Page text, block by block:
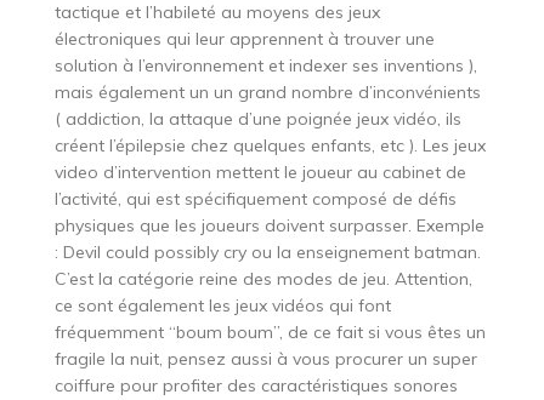
tactique et l’habileté au moyens des jeux
électroniques qui leur apprennent à trouver une
solution à l’environnement et indexer ses inventions ),
mais également un un grand nombre d’inconvénients
( addiction, la attaque d’une poignée jeux vidéo, ils
créent l’épilepsie chez quelques enfants, etc ). Les jeux
video d’intervention mettent le joueur au cabinet de
l’activité, qui est spécifiquement composé de défis
physiques que les joueurs doivent surpasser. Exemple
: Devil could possibly cry ou la enseignement batman.
C’est la catégorie reine des modes de jeu. Attention,
ce sont également les jeux vidéos qui font
fréquemment “boum boum”, de ce fait si vous êtes un
fragile la nuit, pensez aussi à vous procurer un super
coiffure pour profiter des caractéristiques sonores